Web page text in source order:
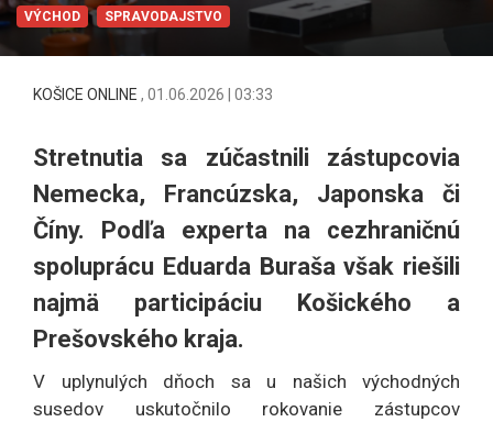
VÝCHOD SPRAVODAJSTVO
KOŠICE ONLINE , 01.06.2026 | 03:33
Stretnutia sa zúčastnili zástupcovia
Nemecka, Francúzska, Japonska či
Číny. Podľa experta na cezhraničnú
spoluprácu Eduarda Buraša však riešili
najmä participáciu Košického a
Prešovského kraja.
V uplynulých dňoch sa u našich východných
susedov uskutočnilo rokovanie zástupcov